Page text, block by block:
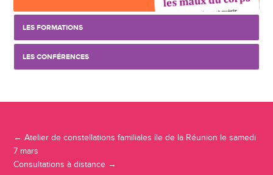
LES FORMATIONS
LES CONFÉRENCES
← Atelier de constellations familiales île de la Réunion le samedi
7 mars
Consultations à distance →